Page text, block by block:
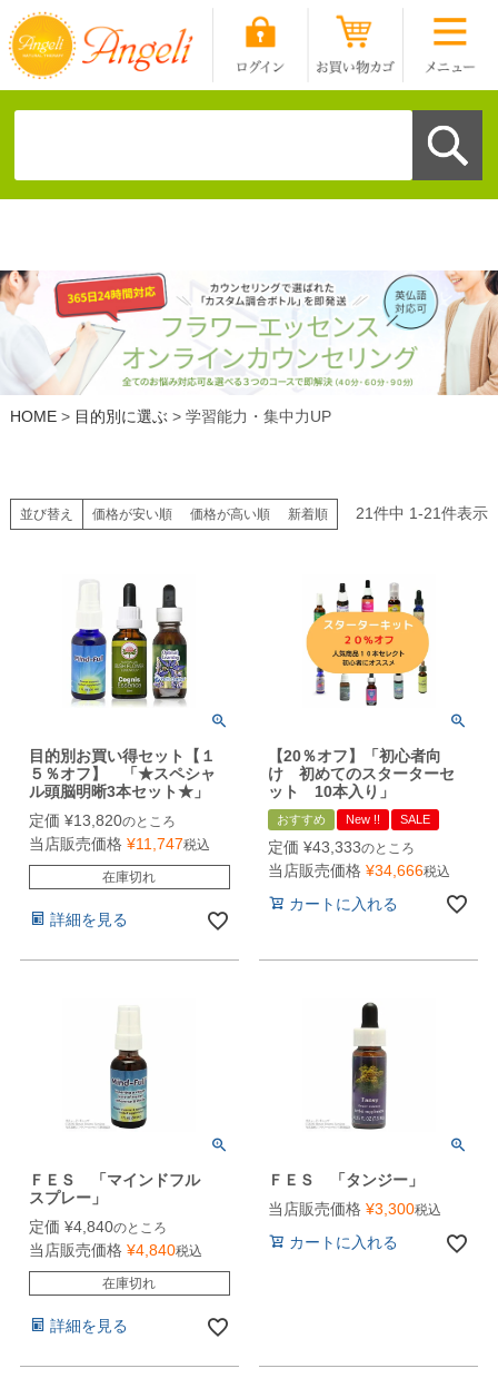
HOME 目的別に選ぶ 学習能力・集中力UP
並び替え 価格が安い順 価格が高い順 新着順 21件中 1-21件表示
目的別お買い得セット【１
５％オフ】 「★スペシャ
ル頭脳明晰3本セット★」
定価 ¥13,820のところ
当店販売価格 ¥11,747税込
在庫切れ
詳細を見る
【20％オフ】「初心者向
け 初めてのスターターセ
ット 10本入り」
おすすめ New !! SALE
定価 ¥43,333のところ
当店販売価格 ¥34,666税込
カートに入れる
ＦＥＳ 「マインドフル
スプレー」
定価 ¥4,840のところ
当店販売価格 ¥4,840税込
在庫切れ
詳細を見る
ＦＥＳ 「タンジー」
当店販売価格 ¥3,300税込
カートに入れる